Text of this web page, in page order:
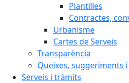
Plantilles
Contractes,
Urbanisme
Cartes de Serveis
Transparència
Queixes, suggeriments
Serveis i tràmits